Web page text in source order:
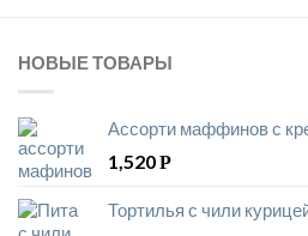
НОВЫЕ ТОВАРЫ
Ассорти маффинов с
1,520Р
Тортилья с чили